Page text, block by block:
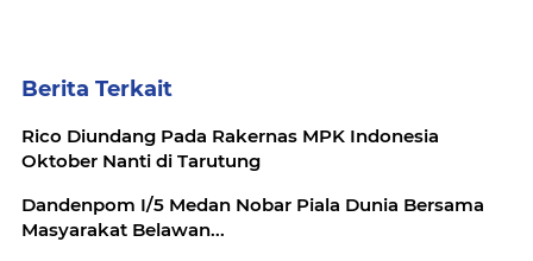
Berita Terkait
Rico Diundang Pada Rakernas MPK Indonesia
Oktober Nanti di Tarutung
Dandenpom I/5 Medan Nobar Piala Dunia Bersama
Masyarakat Belawan...